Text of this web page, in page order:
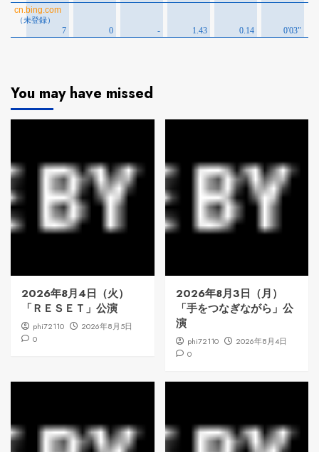
You may have missed
2026年8月4日（火）
「ＲＥＳＥＴ」公演
phi72110
2026年8月5日
0
2026年8月3日（月）
「手をつなぎながら」公
演
phi72110
2026年8月4日
0